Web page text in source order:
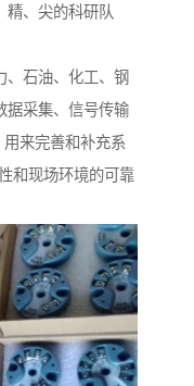
精、尖的科研队
、石油、化工、钢
据采集、信号传输
来完善和补充系
和现场环境的可靠